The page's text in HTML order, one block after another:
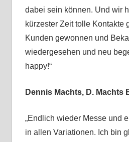
dabei sein können. Und wir
kürzester Zeit tolle Kontakte
Kunden gewonnen und
wiedergesehen und neu
happy!“
Dennis Machts, D. Machts
„Endlich wieder Messe und
in allen Variationen. Ich bin